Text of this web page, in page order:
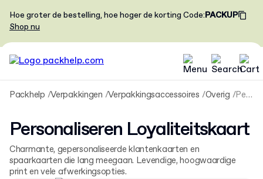
Hoe groter de bestelling, hoe hoger de korting Code:PACKUP
Shop nu
Packhelp Verpakkingen Verpakkingsaccessoires Overig Personaliseren Loyaliteitskaart
Personaliseren Loyaliteitskaart
Charmante, gepersonaliseerde klantenkaarten en
spaarkaarten die lang meegaan. Levendige, hoogwaardige
print en vele afwerkingsopties.